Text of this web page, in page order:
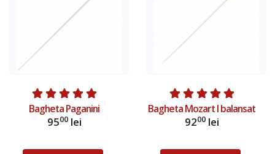
Bagheta Paganini
9500lei
Bagheta Mozart I balansat
9200lei
Afiseaza produs Afiseaza produs